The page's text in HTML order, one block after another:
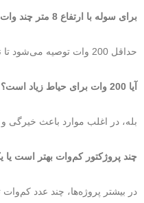
برای سوله با ارتفاع 8 متر چند وات بخریم؟
حداقل 200 وات توصیه می‌شود تا نور به کف برسد
آیا 200 وات برای حیاط زیاد است؟
بله، در اغلب موارد باعث
چند پروژکتور کم‌وات بهتر است
در بیشتر پروژه‌ها، چند عدد کم‌وات